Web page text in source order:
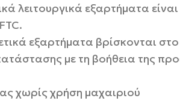
λειτουργικά εξαρτήματα
εξαρτήματα βρίσκονται
με τη βοήθεια της
χωρίς χρήση μαχαιριού